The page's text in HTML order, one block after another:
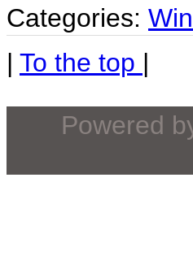
Categories:
| To the top |
Powered